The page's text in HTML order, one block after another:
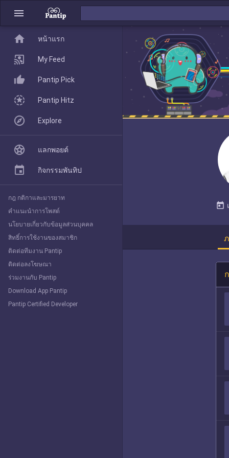
menu
today
home
Pantip Pick
Explore
home หน้าแรก
My Feed
Pantip Pick
Pantip Hitz
Explore
แลกพอยต์
กิจกรรมพันทิป
กฎ กติกาและมารยาท
คำแนะนำการโพสต์
นโยบายเกี่ยวกับข้อมูลส่วนบุคคล
สิทธิ์การใช้งานของสมาชิก
ติดต่อทีมงาน Pantip
ติดต่อลงโฆษณา
ร่วมงานกับ Pantip
Download App Pantip
Pantip Certified Developer